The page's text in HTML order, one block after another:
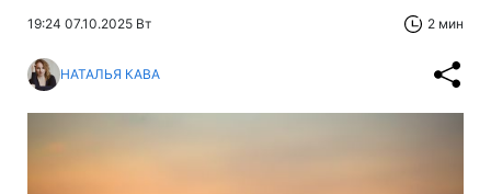
19:24 07.10.2025 Вт 2 мин
НАТАЛЬЯ КАВА